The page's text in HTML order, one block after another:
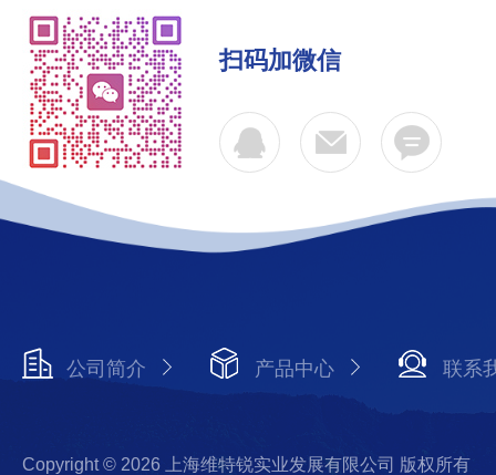
扫码加微信
公司简介 产品中心 联系
Copyright © 2026 上海维特锐实业发展有限公司 版权所有